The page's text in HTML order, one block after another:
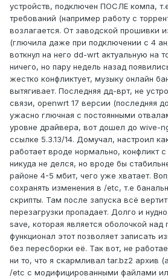
устройств, подключен ПОСЛЕ компа,
требований (например работу с
возлагается. От заводской прошивки
(глючила даже при подключении с 4
воткнул на него dd-wrt актуальную на
ничего, но пару недель назад
жестко конфликтует, музыку онлайн
вытягивает. Последняя дд-врт, не
связи, openwrt 17 версии (последняя
ужасно глючная с постоянными
уровне драйвера, вот дошел до wive-
ссылке 5.3.13/14. Домучал, настроил
работает вроде нормально, конфликт
никуда не делся, но вроде бы
районе 4-5 мбит, чего уже хватает.
сохранять изменения в /etc, т.е
скрипты. Там после запуска всё
перезагрузки пропадает. Долго и
save, которая является оболочкой
функционал этот позволяет записать
без пересборки её. Так вот, не
ни то, что я скармливал tar.bz2 архив
/etc с модифицированными файлами